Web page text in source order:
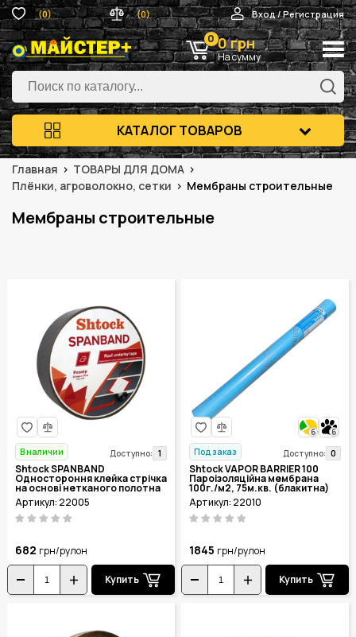
(0) (0) Вход / Регистрация
0 0 грн
На сумму
КАТАЛОГ ТОВАРОВ
Главная
ТОВАРЫ ДЛЯ ДОМА
Плёнки, агроволокно, сетки
Мембраны строительные
Мембраны строительные
В наличии Доступно: 1
Shtock SPANBAND
Одностороння клейка стрічка
на основі нетканого полотна
50мм*25м.
Артикул: 22005
682 грн/рулон
Купить
6
6
Под заказ
Доступно: 0
Shtock VAPOR BARRIER 100
Пароізоляційна мембрана
100г./м2, 75м.кв. (блакитна)
Артикул: 22010
1845 грн/рулон
Купить